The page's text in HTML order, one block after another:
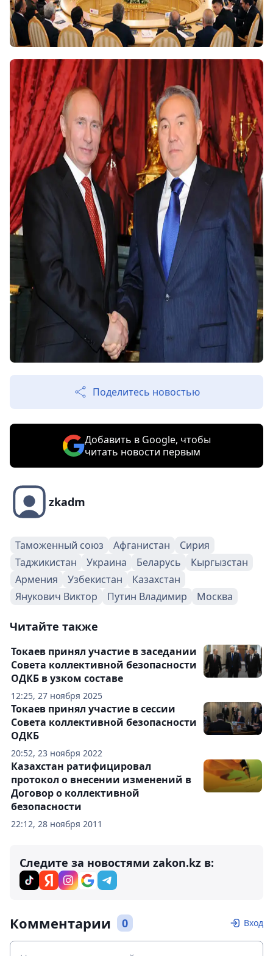
Поделитесь новостью
Добавить в Google, чтобы
читать новости первым
zkadm
Таможенный союз Афганистан
Сирия
Таджикистан
Украина Беларусь
Кыргызстан
Армения
Узбекистан
Казахстан
Янукович Виктор
Путин Владимир Москва
Читайте также
12:25, 27 ноября 2025
Токаев принял участие в заседании
Совета коллективной безопасности
ОДКБ в узком составе
20:52, 23 ноября 2022
Токаев принял участие в сессии
Совета коллективной безопасности
ОДКБ
22:12, 28 ноября 2011
Казахстан ратифицировал
протокол о внесении изменений в
Договор о коллективной
безопасности
Следите за новостями zakon.kz в:
Комментарии 0 Вход